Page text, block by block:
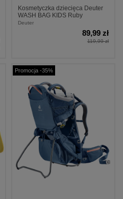
Kosmetyczka dziecięca Deuter
WASH BAG KIDS Ruby
Deuter
89,99 zł
119,99 zł
Promocja -35%